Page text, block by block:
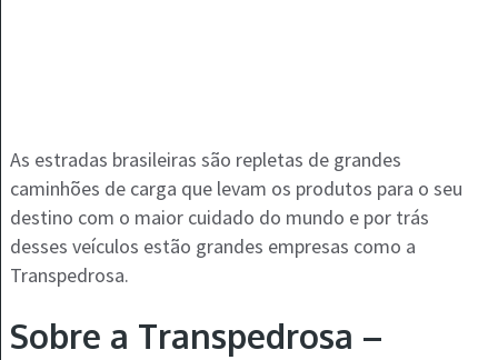
As estradas brasileiras são repletas de grandes
caminhões de carga que levam os produtos para o seu
destino com o maior cuidado do mundo e por trás
desses veículos estão grandes empresas como a
Transpedrosa.
Sobre a Transpedrosa –